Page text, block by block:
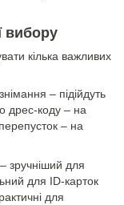
вибору
кілька важливих
– підійдуть
дрес-коду – на
– на
зручніший для
для ID-карток
для